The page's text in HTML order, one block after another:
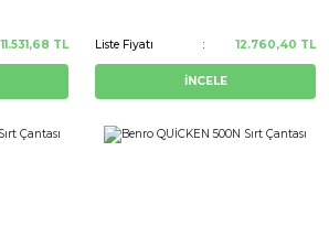
11.531,68 TL Liste Fiyatı 12.760,40 TL
İNCELE